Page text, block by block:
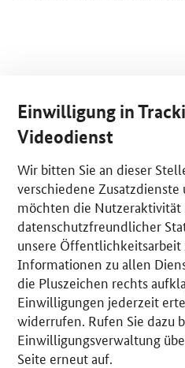
Einwilligung in
Videodienst
Wir bitten Sie an dieser
verschiedene Zusatzdienste
möchten die
datenschutzfreundlicher
unsere Öffentlichkeitsarbeit
Informationen zu allen
die Pluszeichen rechts
Einwilligungen jederzeit
widerrufen. Rufen Sie dazu
Einwilligungsverwaltung
Seite erneut auf.